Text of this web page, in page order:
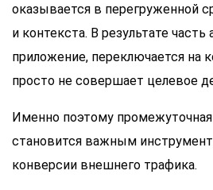
оказывается в перегруженной
и контекста. В результате
приложение, переключается на
просто не совершает целевое
Именно поэтому
становится важным
конверсии внешнего трафика.